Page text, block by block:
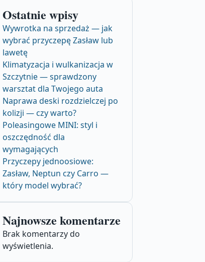
Ostatnie wpisy
Wywrotka na sprzedaż — jak
wybrać przyczepę Zasław lub
lawetę
Klimatyzacja i wulkanizacja w
Szczytnie — sprawdzony
warsztat dla Twojego auta
Naprawa deski rozdzielczej po
kolizji — czy warto?
Poleasingowe MINI: styl i
oszczędność dla
wymagających
Przyczepy jednoosiowe:
Zasław, Neptun czy Carro —
który model wybrać?
Najnowsze komentarze
Brak komentarzy do
wyświetlenia.